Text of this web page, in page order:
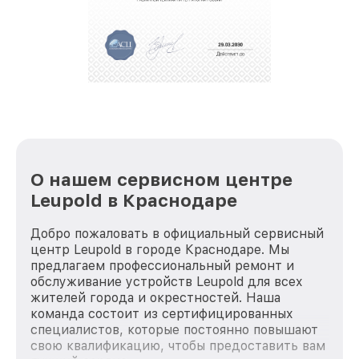
полной сохранности и бесплатно.
положительные отзывы и обрели отличную
репутацию. Мы постоянно совершенствуемся и
О нашем сервисном центре
Leupold в Краснодаре
Добро пожаловать в официальный сервисный
центр Leupold в городе Краснодаре. Мы
предлагаем профессиональный ремонт и
обслуживание устройств Leupold для всех
жителей города и окрестностей. Наша
команда состоит из сертифицированных
специалистов, которые постоянно повышают
свою квалификацию, чтобы предоставить вам